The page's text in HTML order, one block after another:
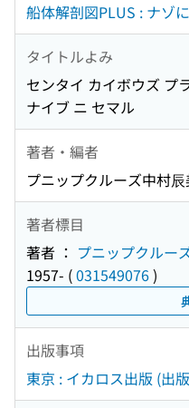
船体解剖図PLUS : ナゾ
タイトルよみ
センタイ カイボウズ プ
ナイブ ニ セマル
著者・編者
プニップクルーズ中村
著者標目
著者 ： プニップクルー
1957- (031549076)
出版事項
東京 : イカロス出版 (出